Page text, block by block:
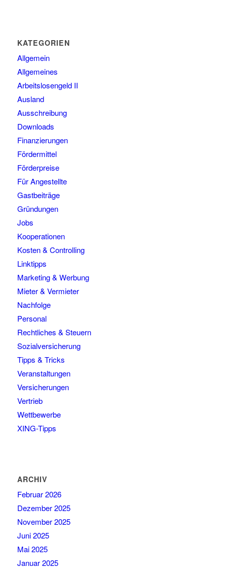
KATEGORIEN
Allgemein
Allgemeines
Arbeitslosengeld II
Ausland
Ausschreibung
Downloads
Finanzierungen
Fördermittel
Förderpreise
Für Angestellte
Gastbeiträge
Gründungen
Jobs
Kooperationen
Kosten & Controlling
Linktipps
Marketing & Werbung
Mieter & Vermieter
Nachfolge
Personal
Rechtliches & Steuern
Sozialversicherung
Tipps & Tricks
Veranstaltungen
Versicherungen
Vertrieb
Wettbewerbe
XING-Tipps
ARCHIV
Februar 2026
Dezember 2025
November 2025
Juni 2025
Mai 2025
Januar 2025